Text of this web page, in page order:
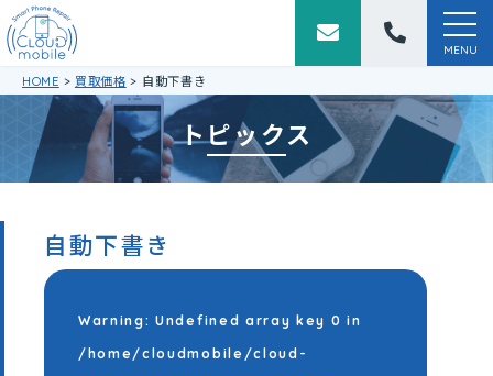
MENU
HOME > 買取価格 > 自動下書き
トピックス
自動下書き
Warning: Undefined array key 0 in
/home/cloudmobile/cloud-